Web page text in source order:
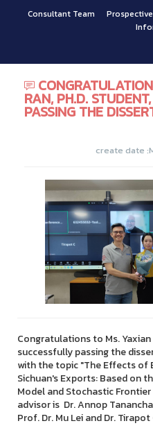
Consultant Team
RAN, PH.D.
PASSING THE
create date
Congratulations to Ms.
successfully passing the
with the topic "The Effects of
Sichuan's Exports: Based on
Model and Stochastic
advisor is Dr. Annop
Prof. Dr. Mu Lei and Dr.